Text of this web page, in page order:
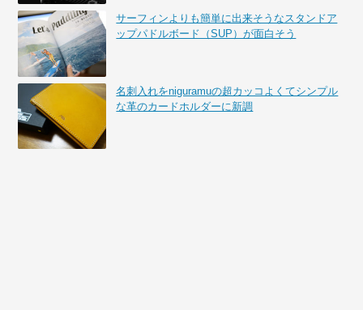
サーフィンよりも簡単に出来そうなスタンドア
ップパドルボード（SUP）が面白そう
名刺入れをniguramuの超カッコよくてシンプル
な革のカードホルダーに新調